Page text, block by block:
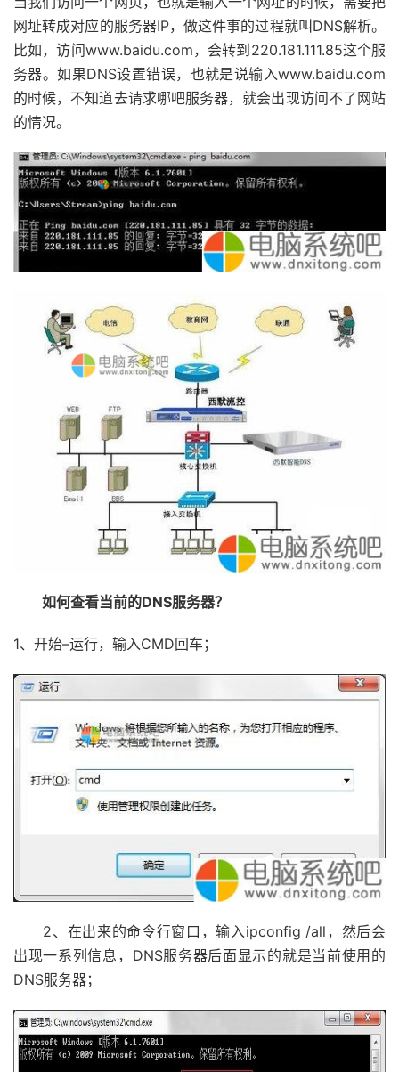
网址转成对应的服务器IP，做这件事的过程就叫DNS解析。
比如，访问www.baidu.com，会转到220.181.111.85这个服
务器。如果DNS设置错误，也就是说输入www.baidu.com
的时候，不知道去请求哪吧服务器，就会出现访问不了网站
的情况。
如何查看当前的DNS服务器？
1、开始–运行，输入CMD回车；
2、在出来的命令行窗口，输入ipconfig /all，然后会
出现一系列信息，DNS服务器后面显示的就是当前使用的
DNS服务器；